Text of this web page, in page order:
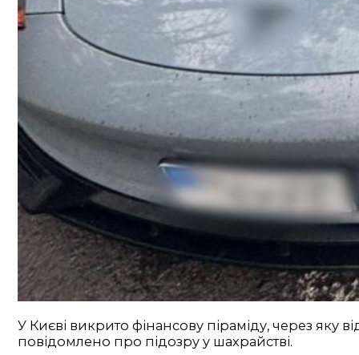
У Києві викрито фінансову піраміду, через яку
повідомлено про підозру у шахрайстві.